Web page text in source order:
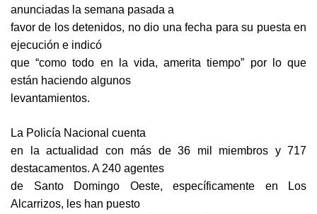
anunciadas la semana pasada a
favor de los detenidos, no dio una fecha para su puesta en
ejecución e indicó
que “como todo en la vida, amerita tiempo” por lo que
están haciendo algunos
levantamientos.
La Policía Nacional cuenta
en la actualidad con más de 36 mil miembros y 717
destacamentos. A 240 agentes
de Santo Domingo Oeste, específicamente en Los
Alcarrizos, les han puesto